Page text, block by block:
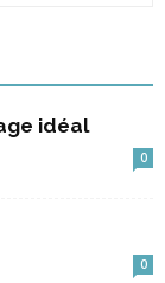
idéal
0
0